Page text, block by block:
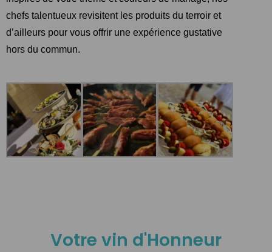
chefs talentueux revisitent les produits du terroir et
d’ailleurs pour vous offrir une expérience gustative
hors du commun.
Votre vin d'Honneur